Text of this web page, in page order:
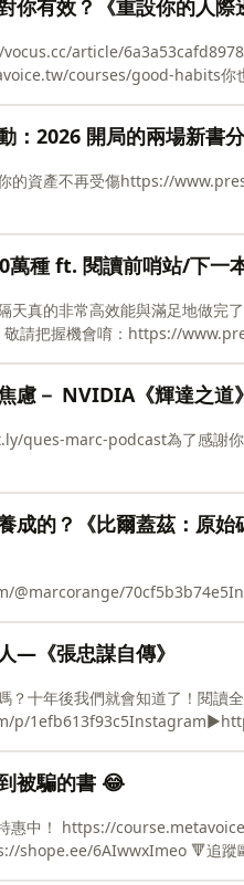
你有效？《重設你的人際
article/
courses/good-habits你
project/
：2026 開局的兩場新書
的資產不再受傷https://
萬種 ft. 閱讀前哨站/下一
天真的非常高效能與滿足地做完
敬請把握機會唷：https://
discord/本集瓦基介紹的
慮－ NVIDIA《輝達之道
ques-marc-podcast⁠為了感謝
@marcorange/
成的？《比爾蓋茲：原始
@marcorange/
—《張忠謀自傳》
？十年後我們就會知道了！閱讀全
p/
被騙的書 😂
！ ⁠https://course.metavoice.tw/courses/
6AIwwxImeo 🔻追蹤歐馬克🔻